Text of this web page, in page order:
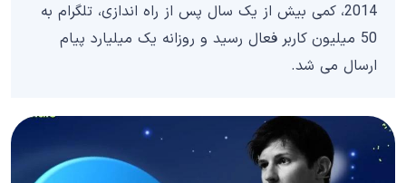
2014، کمی بیش از یک سال پس از راه اندازی، تلگرام به
50 میلیون کاربر فعال رسید و روزانه یک میلیارد پیام
ارسال می شد.